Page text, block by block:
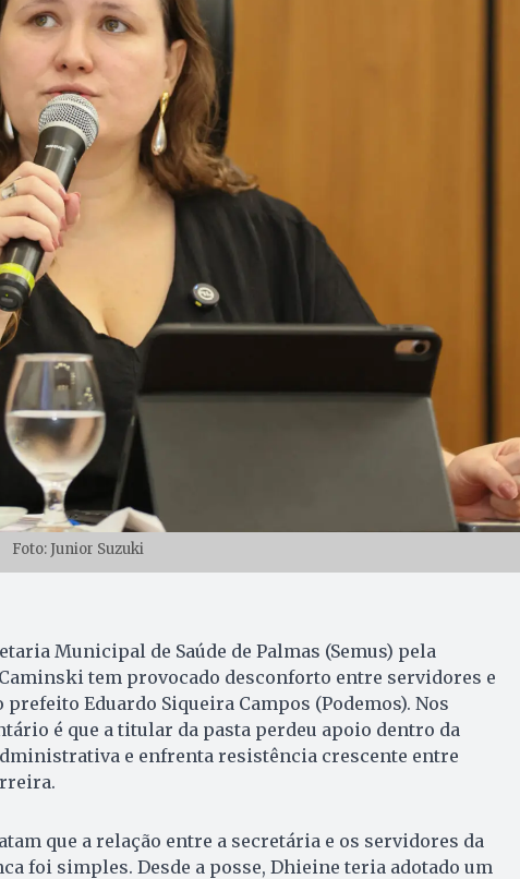
Foto: Junior Suzuki
Municipal de Saúde de Palmas (Semus) pela
tem provocado desconforto entre servidores e
Eduardo Siqueira Campos (Podemos). Nos
é que a titular da pasta perdeu apoio dentro da
e enfrenta resistência crescente entre
que a relação entre a secretária e os servidores da
foi simples. Desde a posse, Dhieine teria adotado um